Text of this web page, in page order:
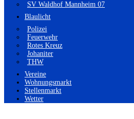
SV Waldhof Mannheim 07
Blaulicht
Polizei
Feuerwehr
Rotes Kreuz
Johaniter
THW
Vereine
Wohnungsmarkt
Stellenmarkt
Wetter